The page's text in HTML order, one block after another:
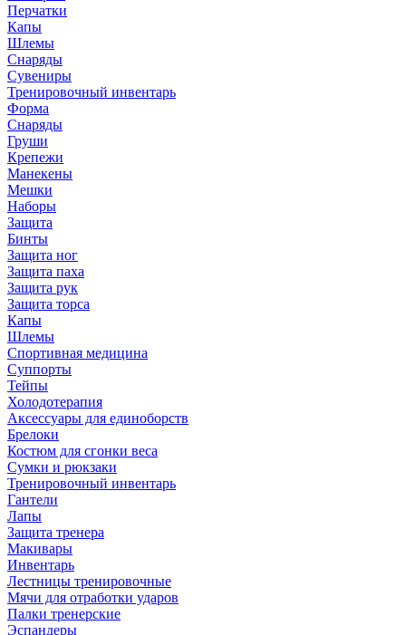
Перчатки
Капы
Шлемы
Снаряды
Сувениры
Тренировочный инвентарь
Форма
Снаряды
Груши
Крепежи
Манекены
Мешки
Наборы
Защита
Бинты
Защита ног
Защита паха
Защита рук
Защита торса
Капы
Шлемы
Спортивная медицина
Суппорты
Тейпы
Холодотерапия
Аксессуары для единоборств
Брелоки
Костюм для сгонки веса
Сумки и рюкзаки
Тренировочный инвентарь
Гантели
Лапы
Защита тренера
Макивары
Инвентарь
Лестницы тренировочные
Мячи для отработки ударов
Палки тренерские
Эспандеры